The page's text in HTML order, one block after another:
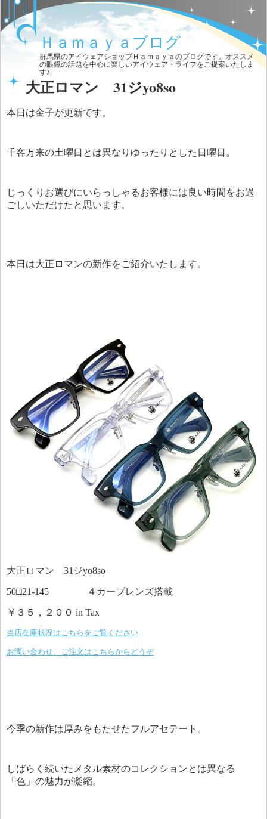
Ｈａｍａｙａブログ
群馬県のアイウェアショップＨａｍａｙａのブログです。オススメ
の眼鏡の話題を中心に楽しいアイウェア・ライフをご提案いたしま
す♪
大正ロマン 31ジyo8so
本日は金子が更新です。
千客万来の土曜日とは異なりゆったりとした日曜日。
じっくりお選びにいらっしゃるお客様には良い時間をお過
ごしいただけたと思います。
本日は大正ロマンの新作をご紹介いたします。
大正ロマン 31ジyo8so
50□21-145 ４カーブレンズ搭載
￥３５，２００ in Tax
当店在庫状況はこちらをご覧ください
お問い合わせ、ご注文はこちらからどうぞ
今季の新作は厚みをもたせたフルアセテート。
しばらく続いたメタル素材のコレクションとは異なる
「色」の魅力が凝縮。